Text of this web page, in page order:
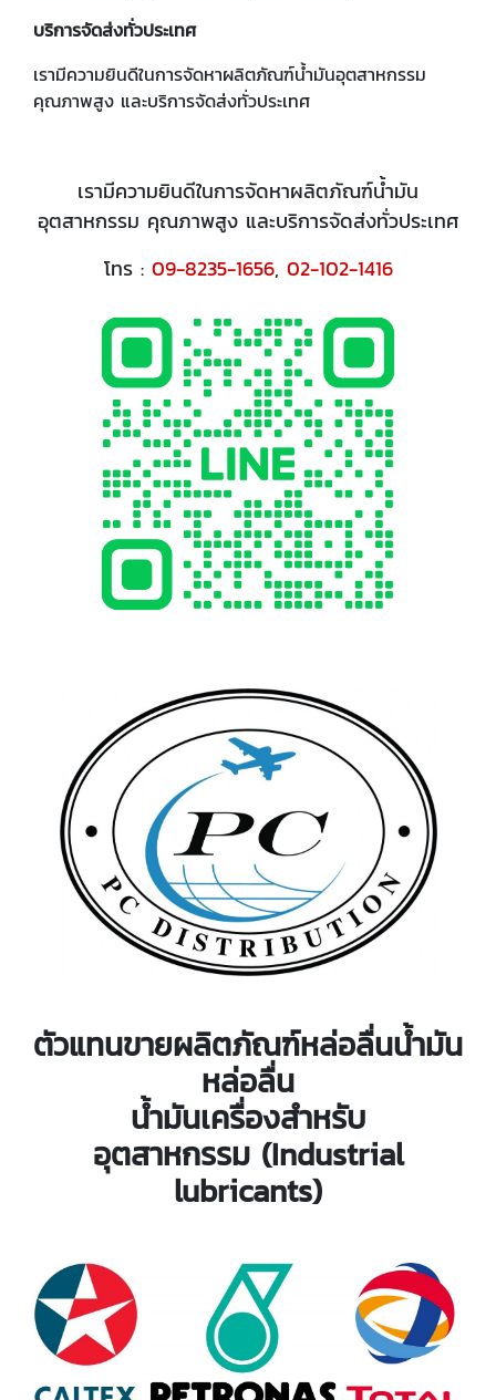
บริการจัดส่งทั่วประเทศ
เรามีความยินดีในการจัดหาผลิตภัณฑ์น้ำมันอุตสาหกรรม
คุณภาพสูง และบริการจัดส่งทั่วประเทศ
เรามีความยินดีในการจัดหาผลิตภัณฑ์น้ำมัน
อุตสาหกรรม คุณภาพสูง และบริการจัดส่งทั่วประเทศ
โทร : 09-8235-1656, 02-102-1416
ตัวแทนขายผลิตภัณฑ์หล่อลื่นน้ำมัน
หล่อลื่น
น้ำมันเครื่องสำหรับ
อุตสาหกรรม (Industrial
lubricants)